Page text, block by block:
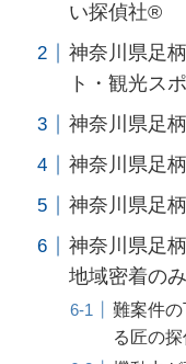
い探偵社®︎
神奈川県足
ト・観光ス
神奈川県足
神奈川県足
神奈川県足
神奈川県足
地域密着の
難案件
る匠の探